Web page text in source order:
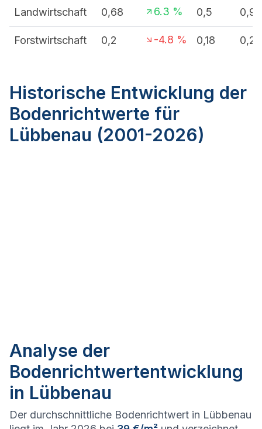
Landwirtschaft 0,68 6.3 % 0,5 0,95
Forstwirtschaft 0,2 -4.8 % 0,18 0,25
Historische Entwicklung der
Bodenrichtwerte für
Lübbenau (2001-2026)
Analyse der
Bodenrichtwertentwicklung
in Lübbenau
Der durchschnittliche Bodenrichtwert in Lübbenau